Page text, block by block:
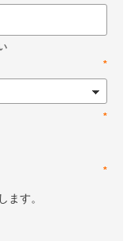
*
*
*
ます。